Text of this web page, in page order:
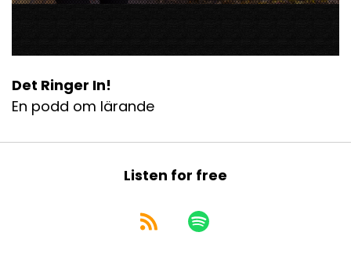
Det Ringer In!
En podd om lärande
Listen for free